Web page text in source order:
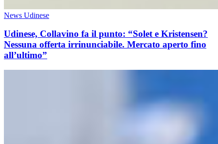
News Udinese
Udinese, Collavino fa il punto: “Solet e Kristensen?
Nessuna offerta irrinunciabile. Mercato aperto fino
all’ultimo”